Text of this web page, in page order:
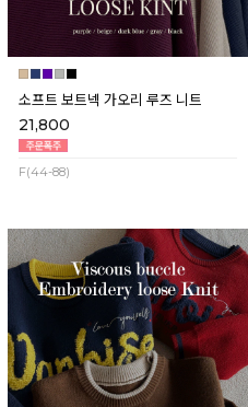
소프트 보트넥 가오리 루즈 니트
21,800
F(44-88)